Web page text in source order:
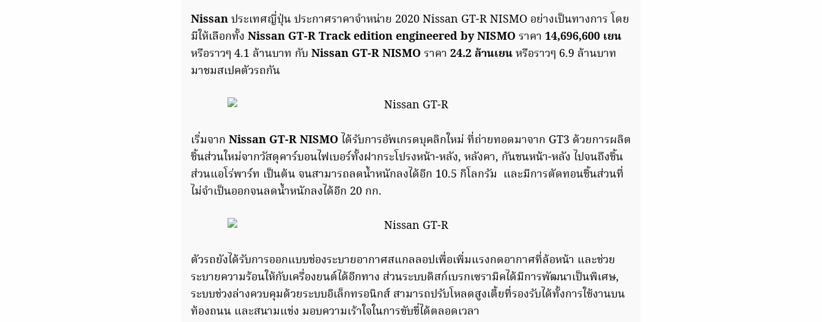
Nissanประเทศญี่ปุ่น ประกาศราคาจำหน่าย 2020 Nissan GT-RNISMO อย่างเป็นทางการ โดย
มีให้เลือกทั้ง Nissan GT-R Track edition engineered by NISMOราคา 14,696,600 เยน
หรือราวๆ 4.1 ล้านบาท กับ Nissan GT-R NISMOราคา 24.2 ล้านเยนหรือราวๆ 6.9 ล้านบาท
มาชมสเปคตัวรถกัน
เริ่มจาก Nissan GT-R NISMO ได้รับการอัพเกรดบุคลิกใหม่ ที่ถ่ายทอดมาจาก GT3 ด้วยการผลิต
ชิ้นส่วนใหม่จากวัสดุคาร์บอนไฟเบอร์ทั้งฝากระโปรงหน้า-หลัง, หลังคา, กันชนหน้า-หลัง ไปจนถึงชิ้น
ส่วนแอโร่พาร์ท เป็นต้น จนสามารถลดน้ำหนักลงได้อีก 10.5 กิโลกรัม และมีการตัดทอนชิ้นส่วนที่
ไม่จำเป็นออกจนลดน้ำหนักลงได้อีก 20 กก.
ตัวรถยังได้รับการออกแบบช่องระบายอากาศสแกลลอปเพื่อเพิ่มแรงกดอากาศที่ล้อหน้า และช่วย
ระบายความร้อนให้กับเครื่องยนต์ได้อีกทาง ส่วนระบบดิสก์เบรกเซรามิคได้มีการพัฒนาเป็นพิเศษ,
ระบบช่วงล่างควบคุมด้วยระบบอิเล็กทรอนิกส์ สามารถปรับโหลดสูงเตี้ยที่รองรับได้ทั้งการใช้งานบน
ท้องถนน และสนามแข่ง มอบความเร้าใจในการขับขี่ได้ตลอดเวลา